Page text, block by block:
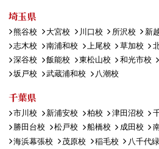
埼玉県
熊谷校 大宮校 川口校 所沢校 新
志木校
南浦和校 上尾校 草加校
深谷校
飯能校 東松山校 和光市校
坂戸校
武蔵浦和校 八潮校
千葉県
市川校 新浦安校 柏校 津田沼校
勝田台校
松戸校 船橋校 成田校
海浜幕張校
茂原校 稲毛校 八千代